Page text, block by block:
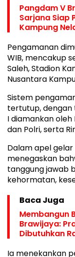
Pangdam V
Sarjana Siap
Kampung
Pengamanan
WIB, mencakup
Saleh, Stadion
Nusantara
Sistem
tertutup, dengan
I diamankan oleh
dan Polri, serta
Dalam apel gelar
menegaskan
tanggung jawab
kehormatan,
Baca Juga
Membangun
Brawijaya:
Dibutuhkan
Ia menekankan